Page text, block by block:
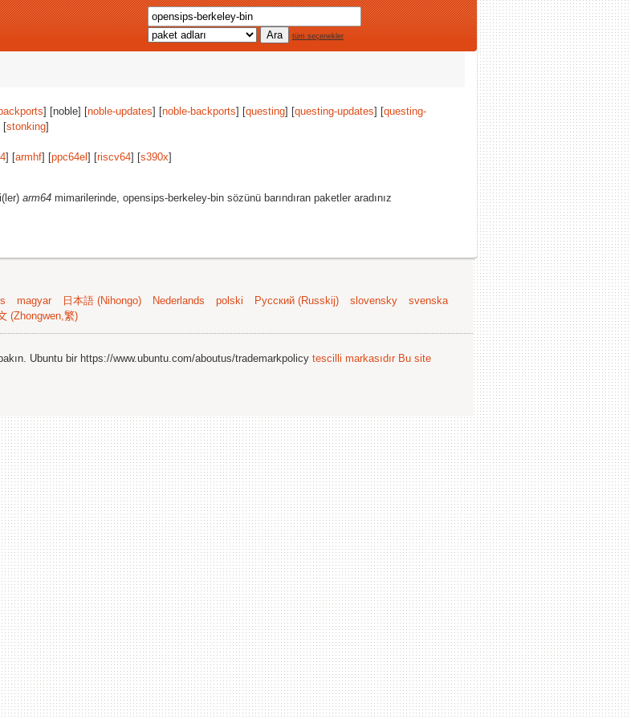
tüm seçenekler
] [noble] [noble-updates] [noble-backports] [questing] [questing-updates] [questing-
[stonking]
] [armhf] [ppc64el ] [riscv64] [s390x]
arm64 mimarilerinde, opensips-berkeley-bin sözünü barındıran paketler aradınız
magyar 日本語 (Nihongo) Nederlands polski Русский (Russkij) slovensky
svenska
(Zhongwen,繁)
Ubuntu bir https://www.ubuntu.com/aboutus/trademarkpolicy tescilli markasıdır Bu site